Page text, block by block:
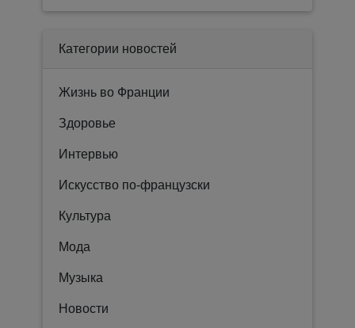
Категории новостей
Жизнь во Франции
Здоровье
Интервью
Искусство по-французски
Культура
Мода
Музыка
Новости